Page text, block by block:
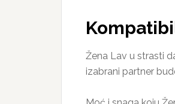
Žena Lav u strasti
izabrani partner